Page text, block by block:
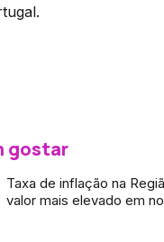
gostar
Taxa de inflação na
valor mais elevado em